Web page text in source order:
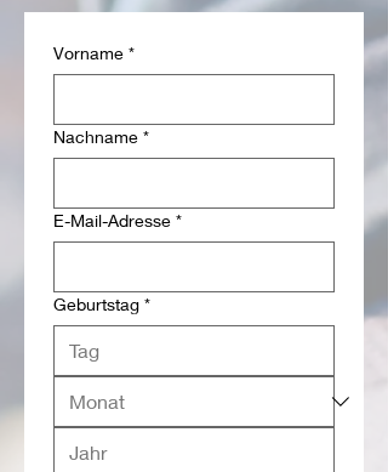
Vorname *
Nachname *
E-Mail-Adresse *
Geburtstag *